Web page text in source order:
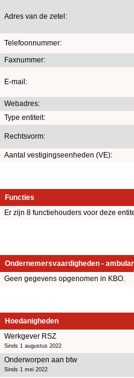
Adres van de zetel:
Telefoonnummer:
Faxnummer:
E-mail:
Webadres:
Type entiteit:
Rechtsvorm:
Aantal vestigingseenheden (VE):
Functies
Er zijn 8 functiehouders voor deze
Ondernemersvaardigheden -
Geen gegevens opgenomen in KBO.
Hoedanigheden
Werkgever RSZ
Sinds 1 augustus 2022
Onderworpen aan btw
Sinds 1 mei 2022